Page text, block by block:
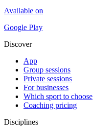
Available on
Google Play
Discover
App
Group sessions
Private sessions
For businesses
Which sport to choose
Coaching pricing
Disciplines